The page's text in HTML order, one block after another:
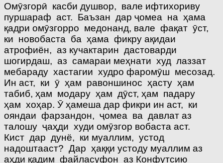
Омӯзгорӣ касби душвор, вале ифтихориву
пуршараф аст. Баъзан дар ҷомеа на ҳама
қадри омӯзгорро медонанд, вале фақат ӯст,
ки новобаста ба ҳама фикру ақидаи
атрофиён, аз кучактарин дастоварди
шогирдаш, аз самараи меҳнати худ лаззат
мебараду хастагии худро фаромӯш месозад.
Ин аст, ки ӯ ҳам равоншинос ҳасту ҳам
табиб, ҳам модару ҳам дӯст, ҳам падару
ҳам хоҳар. Ӯ ҳамеша дар фикри ин аст, ки
ояндаи фарзандон, ҷомеа ва давлат аз
талошу ҷаҳди худи омӯзгор вобаста аст.
Кист дар дунё, ки муаллим, устод
надоштааст? Дар ҳаққи устоду муаллим аз
аҳди қадим файласуфон аз Конфутсию